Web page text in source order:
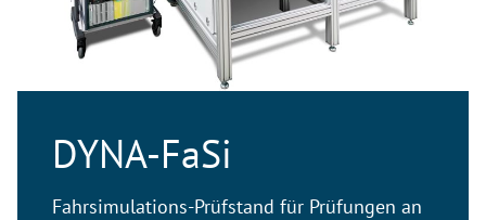
DYNA-FaSi
Fahrsimulations-Prüfstand für Prüfungen an